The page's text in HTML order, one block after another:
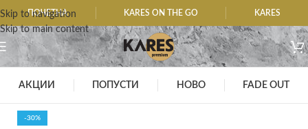
Skip to navigation
Skip to main content
ПОЧЕТНА KARES ON THE GO KARES
АКЦИИ ПОПУСТИ НОВО FADE OUT
-30%